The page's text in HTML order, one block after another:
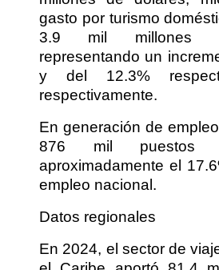
gasto por turismo
3.9 mil millones
representando un
y del 12.3%
respectivamente.
En generación de
876 mil puestos
aproximadamente el
empleo nacional.
Datos regionales
En 2024, el sector de